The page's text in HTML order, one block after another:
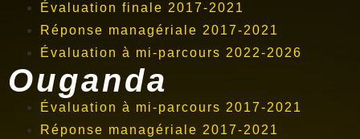
Évaluation finale 2017-2021
Réponse managériale 2017-2021
Évaluation à mi-parcours 2022-2026
Ouganda
Évaluation à mi-parcours 2017-2021
Réponse managériale 2017-2021